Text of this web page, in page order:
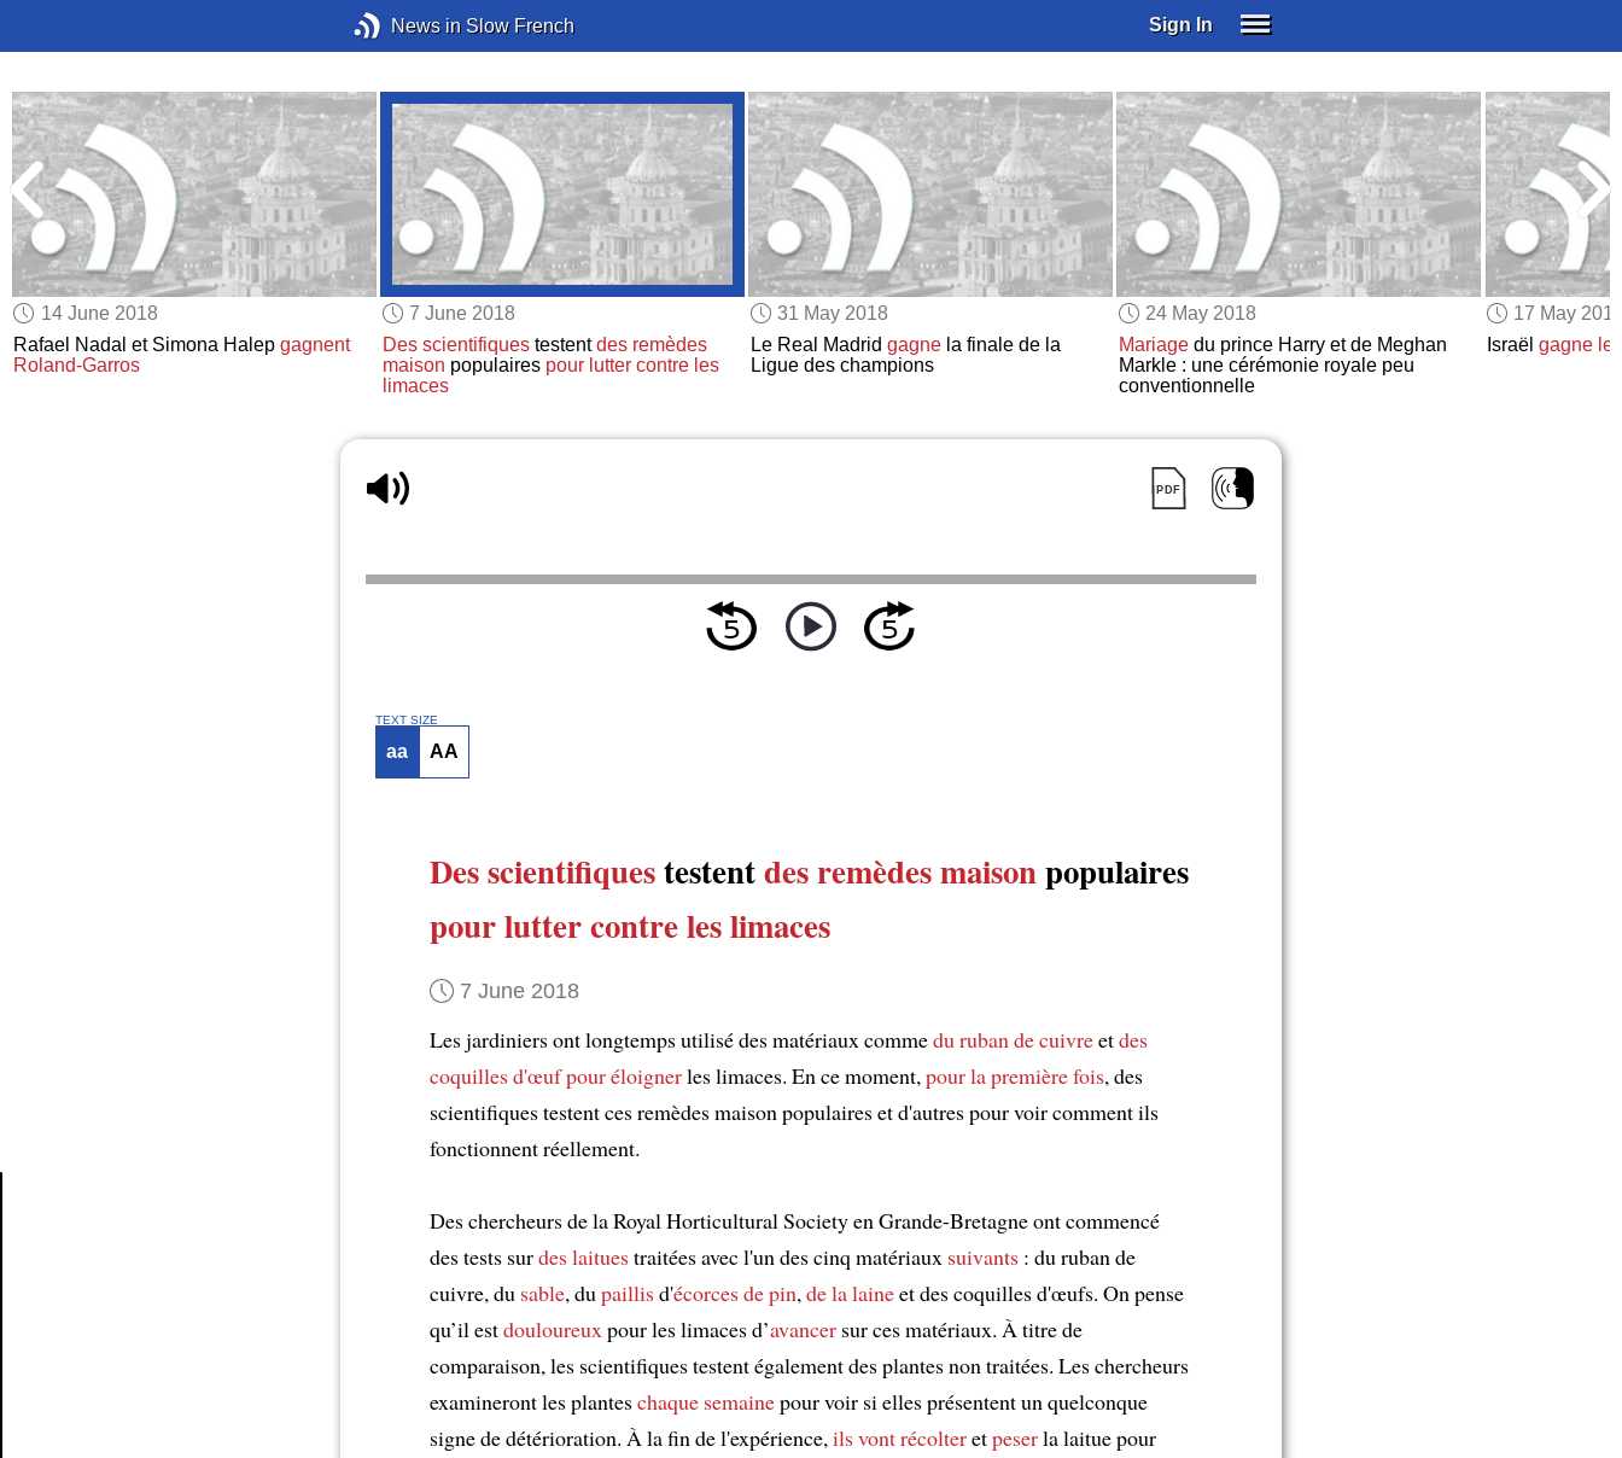
News in Slow French Sign In
SUBSCRIBE
EDUCATIONAL LICENSES
GIFT CARDS
OTHER LANGUAGES
ABOUT US
ALEXA
ADJUST COLORS
14 June 2018
Rafael Nadal et Simona Halepgagnent
Roland-Garros
7 June 2018
Des scientifiquestestentdes remèdes
maison populaires pour lutter contre les
limaces
31 May 2018
Le Real Madrid gagnela finale de la
Ligue des champions
24 May 2018
Mariagedu prince Harry et de Meghan
Markle : une cérémonie royale peu
conventionnelle
17 May
Israëlgagne le
TEXT SIZE
aa AA
Des scientifiquestestentdes remèdes maisonpopulaires
pour lutter contreles limaces
7 June 2018
Les jardiniers ont longtemps utilisé des matériaux commedu ruban de cuivreetdes
coquilles d'œufpour éloignerles limaces. En ce moment,pour la première fois, des
scientifiques testent ces remèdes maison populaires et d'autres pour voir comment ils
fonctionnent réellement.
Des chercheurs de la Royal Horticultural Society en Grande-Bretagne ont commencé
des tests surdes laituestraitées avec l'un des cinq matériaux suivants : du ruban de
cuivre, du sable, dupaillisd'écorces de pin,de la laineet des coquilles d'œufs. On pense
qu’il estdouloureuxpour les limaces d’avancer sur ces matériaux. À titre de
comparaison, les scientifiques testent également des plantes non traitées. Les chercheurs
examineront les planteschaque semainepour voir si elles présentent un quelconque
signe de détérioration. À la fin de l'expérience,ils vont récolteretpeserla laitue pour